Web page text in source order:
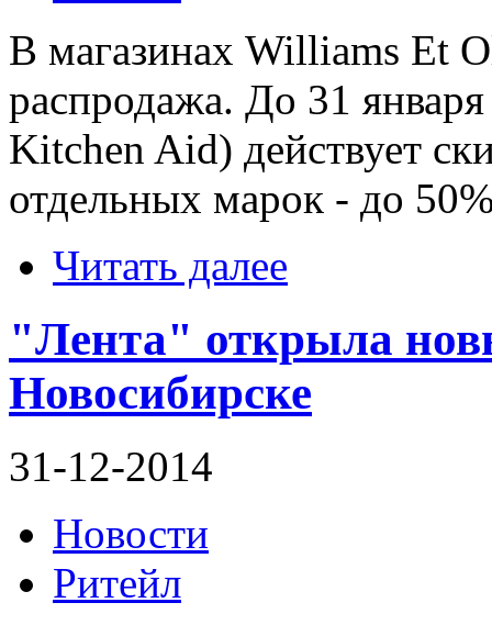
В магазинах Williams Et
распродажа. До 31
Kitchen Aid) действует
отдельных марок - до
Читать далее
"Лента" открыла
Новосибирске
31-12-2014
Новости
Ритейл